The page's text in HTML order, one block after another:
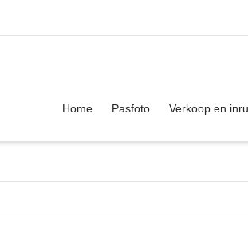
size . Show me the colour
Home Pasfoto Verkoop en